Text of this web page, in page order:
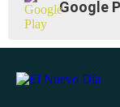
Google